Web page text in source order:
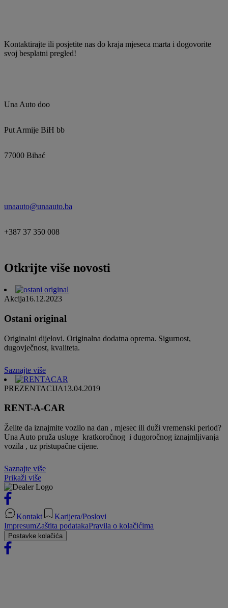
Kontaktirajte ili posjetite nas do kraja mjeseca marta i dogovorite
svoj besplatni pregled!
Una Auto doo
Put Armije BiH bb
77000 Bihać
unaauto@unaauto.ba
+387 37 350 008
Otkrijte više novosti
Akcija16.12.2023
Ostani original
Originalni dijelovi. Originalna dodatna oprema. Sigurnost,
dugovječnost, kvaliteta.
Saznajte više
PREZENTACIJA13.04.2019
RENT-A-CAR
Želite da iznajmite vozilo na dan , mjesec ili duži vremenski period?
Una Auto pruža usluge kratkoročnog i dugoročnog iznajmljivanja
vozila , uz pristupačne cijene.
Saznajte više
Prikaži više
Kontakt
Karijera/Poslovi
ImpresumZaštita podatakaPravila o kolačićima
Postavke kolačića